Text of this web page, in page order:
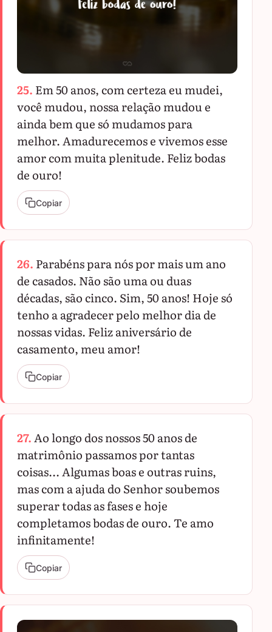
25. Em 50 anos, com certeza eu mudei,
você mudou, nossa relação mudou e
ainda bem que só mudamos para
melhor. Amadurecemos e vivemos esse
amor com muita plenitude. Feliz bodas
de ouro!
Copiar
26. Parabéns para nós por mais um ano
de casados. Não são uma ou duas
décadas, são cinco. Sim, 50 anos! Hoje só
tenho a agradecer pelo melhor dia de
nossas vidas. Feliz aniversário de
casamento, meu amor!
Copiar
27.Ao longo dos nossos 50 anos de
matrimônio passamos por tantas
coisas... Algumas boas e outras ruins,
mas com a ajuda do Senhor soubemos
superar todas as fases e hoje
completamos bodas de ouro. Te amo
infinitamente!
Copiar